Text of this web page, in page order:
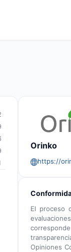
Orinko
https://
El proceso
Opiniones